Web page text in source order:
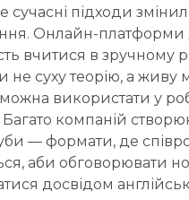
сучасні підходи
Онлайн-платформи
вчитися в зручному
не суху теорію, а живу
використати у
Багато компаній
— формати, де
аби обговорювати
досвідом